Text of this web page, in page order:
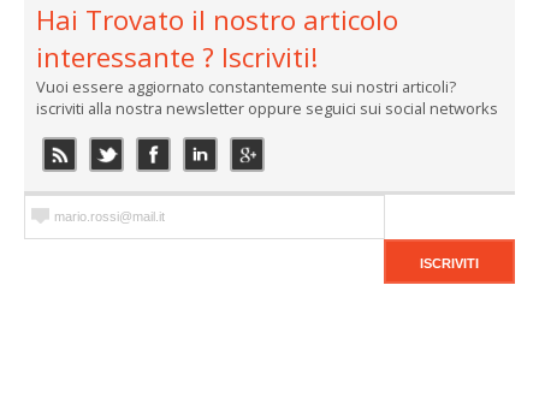
Hai Trovato il nostro articolo
interessante ? Iscriviti!
Vuoi essere aggiornato constantemente sui nostri articoli?
iscriviti alla nostra newsletter oppure seguici sui social networks